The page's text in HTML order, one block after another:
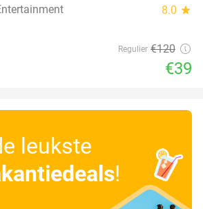
8.0 star
Regulier €120
€39
leukste
!